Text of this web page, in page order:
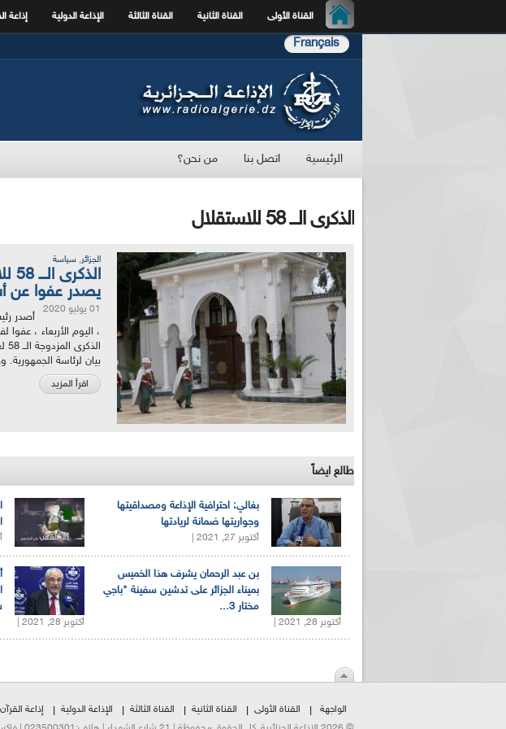
القناة الأولى القناة الثانية القناة الثالثة الإذاعة الدولية إذاعة
Français
الرئيسية اتصل بنا من نحن؟
الذكرى الـــ 58 للاستقلال
الجزائر, سياسة
يصدر عفوا
01 يوليو 2020
أصدر
، اليوم الأربعاء ،
بيان لرئاسة الجمهورية.
اقرأ المزيد
طالع ايضاً
بغالي: احترافية الإذاعة ومصداقيتها
وجواريتها ضمانة لريادتها
أكتوبر 27, 2021 |
أكتوبر 28, 2021 |
بن عبد الرحمان يشرف هذا الخميس
بميناء الجزائر على تدشين سفينة "باجي
مختار 3...
أكتوبر 28, 2021 |
الواجهة القناة الأولى القناة الثانية القناة الثالثة الإذاعة الدولية إذاعة